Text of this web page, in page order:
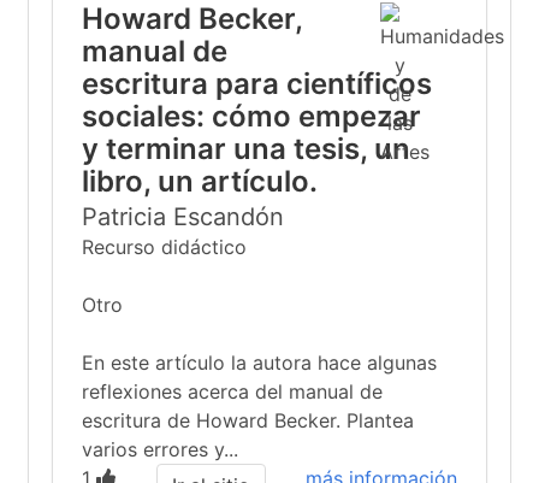
Howard Becker,
manual de
escritura para científicos
sociales: cómo empezar
y terminar una tesis, un
libro, un artículo.
Patricia Escandón
Recurso didáctico
Otro
En este artículo la autora hace algunas
reflexiones acerca del manual de
escritura de Howard Becker. Plantea
varios errores y...
1
más información